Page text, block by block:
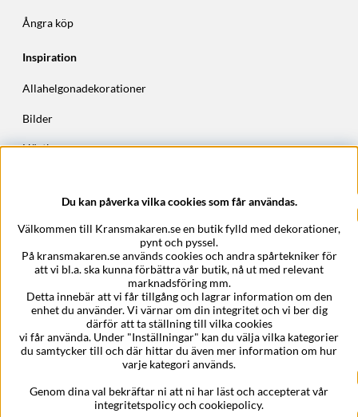
Ångra köp
Inspiration
Allahelgonadekorationer
Bilder
Höstkransar
Epost:support@kransmakaren.se
Du kan påverka vilka cookies som får användas.
Välkommen till Kransmakaren.se en butik fylld med dekorationer,
pynt och pyssel.
På kransmakaren.se används cookies och andra spårtekniker för
att vi bl.a. ska kunna förbättra vår butik, nå ut med relevant
marknadsföring mm.
Detta innebär att vi får tillgång och lagrar information om den
enhet du använder. Vi värnar om din integritet och vi ber dig
därför att ta ställning till vilka cookies
vi får använda. Under "Inställningar" kan du välja vilka kategorier
du samtycker till och där hittar du även mer information om hur
varje kategori används.
Genom dina val bekräftar ni att ni har läst och accepterat vår
integritetspolicy och cookiepolicy.